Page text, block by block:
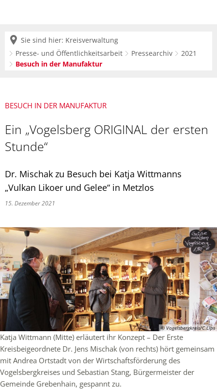
Sie sind hier: Kreisverwaltung
Presse- und Öffentlichkeitsarbeit
Pressearchiv
2021
Besuch in der Manufaktur
BESUCH IN DER MANUFAKTUR
Ein „Vogelsberg ORIGINAL der ersten
Stunde“
Dr. Mischak zu Besuch bei Katja Wittmanns
„Vulkan Likoer und Gelee“ in Metzlos
15. Dezember 2021
© Vogelsbergkreis/C.Lips
Katja Wittmann (Mitte) erläutert ihr Konzept – Der Erste
Kreisbeigeordnete Dr. Jens Mischak (von rechts) hört gemeinsam
mit Andrea Ortstadt von der Wirtschaftsförderung des
Vogelsbergkreises und Sebastian Stang, Bürgermeister der
Gemeinde Grebenhain, gespannt zu.